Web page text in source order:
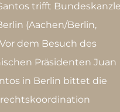
trifft
(Aachen/Berlin,
Vor dem Besuch des
Präsidenten Juan
in Berlin bittet die